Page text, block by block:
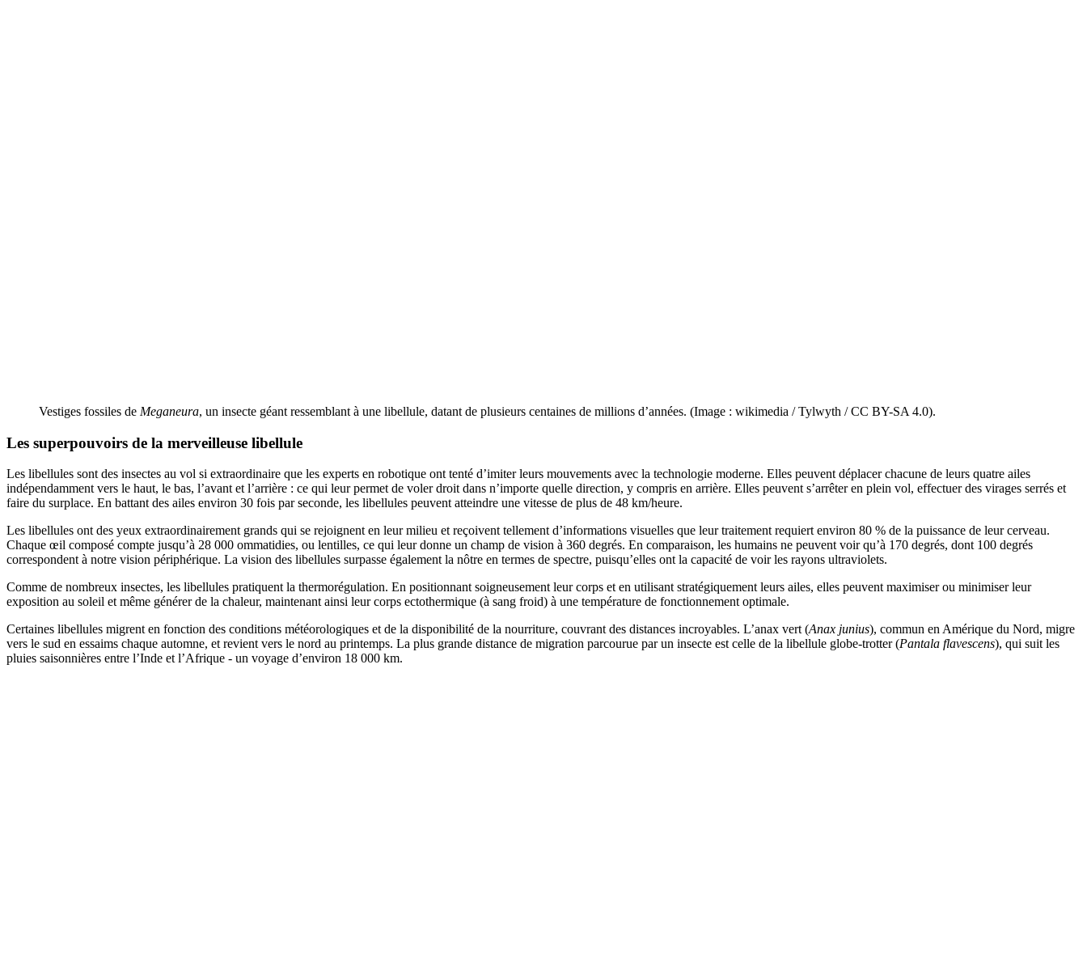
Vestiges fossiles de Meganeura, un insecte géant ressemblant à une libellule, datant de plusieurs centaines de millions d’années. (Image : wikimedia / Tylwyth / CC BY-SA 4.0).
Les superpouvoirs de la merveilleuse libellule
Les libellules sont des insectes au vol si extraordinaire que les experts en robotique ont tenté d’imiter leurs mouvements avec la technologie moderne. Elles peuvent déplacer chacune de leurs quatre ailes
indépendamment vers le haut, le bas, l’avant et l’arrière : ce qui leur permet de voler droit dans n’importe quelle direction, y compris en arrière. Elles peuvent s’arrêter en plein vol, effectuer des virages serrés et
faire du surplace. En battant des ailes environ 30 fois par seconde, les libellules peuvent atteindre une vitesse de plus de 48 km/heure.
Les libellules ont des yeux extraordinairement grands qui se rejoignent en leur milieu et reçoivent tellement d’informations visuelles que leur traitement requiert environ 80 % de la puissance de leur cerveau.
Chaque œil composé compte jusqu’à 28 000 ommatidies, ou lentilles, ce qui leur donne un champ de vision à 360 degrés. En comparaison, les humains ne peuvent voir qu’à 170 degrés, dont 100 degrés
correspondent à notre vision périphérique. La vision des libellules surpasse également la nôtre en termes de spectre, puisqu’elles ont la capacité de voir les rayons ultraviolets.
Comme de nombreux insectes, les libellules pratiquent la thermorégulation. En positionnant soigneusement leur corps et en utilisant stratégiquement leurs ailes, elles peuvent maximiser ou minimiser leur
exposition au soleil et même générer de la chaleur, maintenant ainsi leur corps ectothermique (à sang froid) à une température de fonctionnement optimale.
Certaines libellules migrent en fonction des conditions météorologiques et de la disponibilité de la nourriture, couvrant des distances incroyables. L’anax vert (Anax junius), commun en Amérique du Nord, migre
vers le sud en essaims chaque automne, et revient vers le nord au printemps. La plus grande distance de migration parcourue par un insecte est celle de la libellule globe-trotter (Pantala flavescens), qui suit les
pluies saisonnières entre l’Inde et l’Afrique - un voyage d’environ 18 000 km.